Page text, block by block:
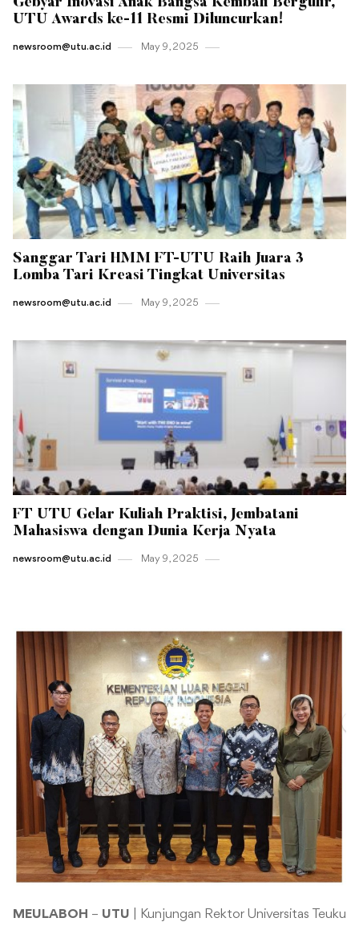
Gebyar Inovasi Anak Bangsa Kembali Bergulir,
UTU Awards ke-11 Resmi Diluncurkan!
newsroom@utu.ac.id May 9 , 2025
Sanggar Tari HMM FT-UTU Raih Juara 3
Lomba Tari Kreasi Tingkat Universitas
newsroom@utu.ac.id May 9 , 2025
FT UTU Gelar Kuliah Praktisi, Jembatani
Mahasiswa dengan Dunia Kerja Nyata
newsroom@utu.ac.id May 9 , 2025
MEULABOH – UTU | Kunjungan Rektor Universitas Teuku